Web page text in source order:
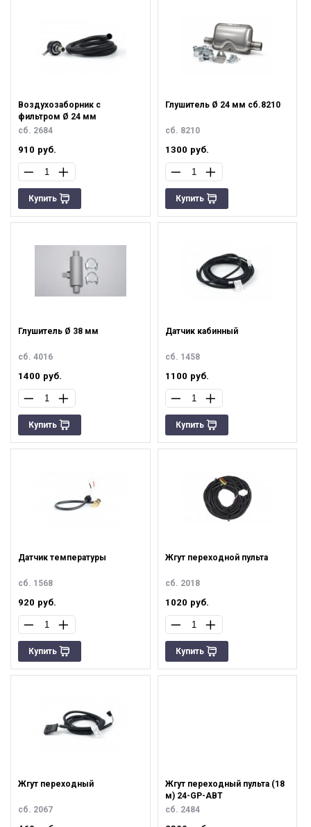
Воздухозаборник с
фильтром Ø 24 мм
сб. 2684
910 руб.
Купить
Глушитель Ø 24 мм сб.8210
сб. 8210
1300 руб.
Купить
Глушитель Ø 38 мм
сб. 4016
1400 руб.
Купить
Датчик кабинный
сб. 1458
1100 руб.
Купить
Датчик температуры
сб. 1568
920 руб.
Купить
Жгут переходной пульта
сб. 2018
1020 руб.
Купить
Жгут переходный
сб. 2067
Жгут переходный пульта (18
м) 24-GP-АВТ
сб. 2484